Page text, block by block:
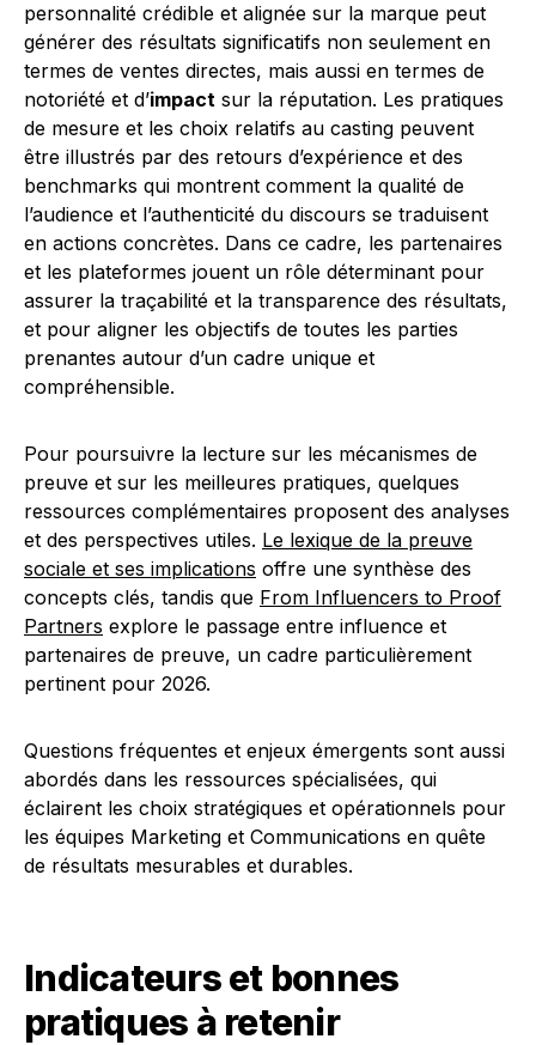
personnalité crédible et alignée sur la marque peut
générer des résultats significatifs non seulement en
termes de ventes directes, mais aussi en termes de
notoriété et d’impact sur la réputation. Les pratiques
de mesure et les choix relatifs au casting peuvent
être illustrés par des retours d’expérience et des
benchmarks qui montrent comment la qualité de
l’audience et l’authenticité du discours se traduisent
en actions concrètes. Dans ce cadre, les partenaires
et les plateformes jouent un rôle déterminant pour
assurer la traçabilité et la transparence des résultats,
et pour aligner les objectifs de toutes les parties
prenantes autour d’un cadre unique et
compréhensible.
Pour poursuivre la lecture sur les mécanismes de
preuve et sur les meilleures pratiques, quelques
ressources complémentaires proposent des analyses
et des perspectives utiles. Le lexique de la preuve
sociale et ses implications offre une synthèse des
concepts clés, tandis que From Influencers to Proof
Partners explore le passage entre influence et
partenaires de preuve, un cadre particulièrement
pertinent pour 2026.
Questions fréquentes et enjeux émergents sont aussi
abordés dans les ressources spécialisées, qui
éclairent les choix stratégiques et opérationnels pour
les équipes Marketing et Communications en quête
de résultats mesurables et durables.
Indicateurs et bonnes
pratiques à retenir